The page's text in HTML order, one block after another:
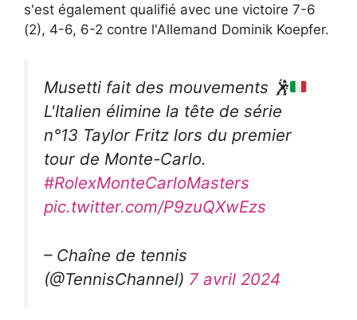
s'est également qualifié avec une victoire 7-6
(2), 4-6, 6-2 contre l'Allemand Dominik Koepfer.
Musetti fait des mouvements 🕺
L'Italien élimine la tête de série
n°13 Taylor Fritz lors du premier
tour de Monte-Carlo.
#RolexMonteCarloMasters
pic.twitter.com/P9zuQXwEzs
– Chaîne de tennis
(@TennisChannel) 7 avril 2024